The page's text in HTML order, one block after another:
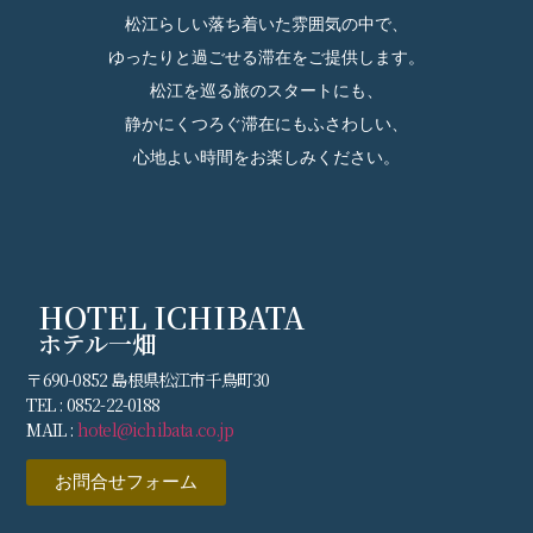
松江らしい落ち着いた雰囲気の中で、
ゆったりと過ごせる滞在をご提供します。
松江を巡る旅のスタートにも、
静かにくつろぐ滞在にもふさわしい、
心地よい時間をお楽しみください。
HOTEL ICHIBATA
ホテル一畑
〒690-0852 島根県松江市千鳥町30
TEL : 0852-22-0188
MAIL : hotel@ichibata.co.jp
お問合せフォーム